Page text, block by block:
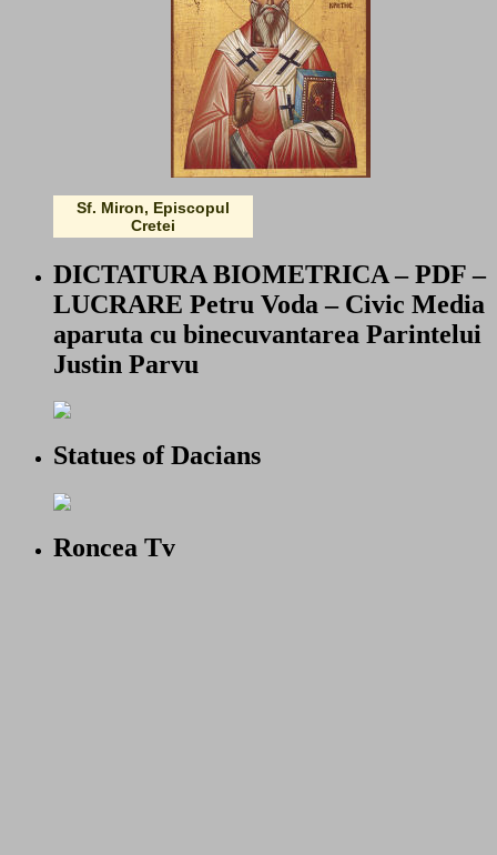
Sf. Miron, Episcopul
Cretei
DICTATURA BIOMETRICA – PDF –
LUCRARE Petru Voda – Civic Media
aparuta cu binecuvantarea Parintelui
Justin Parvu
Statues of Dacians
Roncea Tv